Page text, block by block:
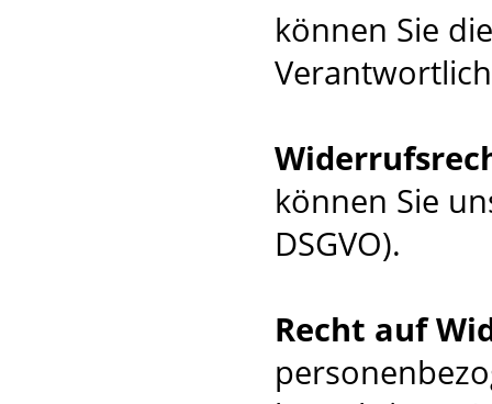
können Sie
können Sie
DSGVO).
Recht auf